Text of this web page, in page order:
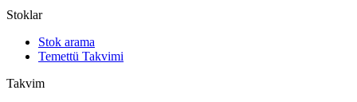
Stoklar
Stok arama
Temettü Takvimi
Takvim